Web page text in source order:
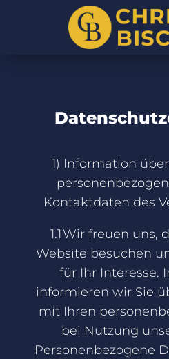
1) Information
Kontaktdaten des
1.1 Wir freuen uns,
Website besuchen
für Ihr Interesse.
informieren wir Sie
mit Ihren
bei Nutzung
Personenbezogene